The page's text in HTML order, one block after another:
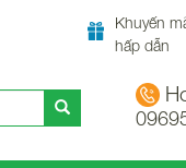
Khuyến
hấp dẫn